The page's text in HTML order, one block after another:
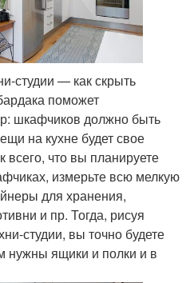
студии — как скрыть
поможет
шкафчиков должно быть
на кухне будет свое
всего, что вы планируете
измерьте всю мелкую
для хранения,
и пр. Тогда, рисуя
студии, вы точно будете
нужны ящики и полки и в